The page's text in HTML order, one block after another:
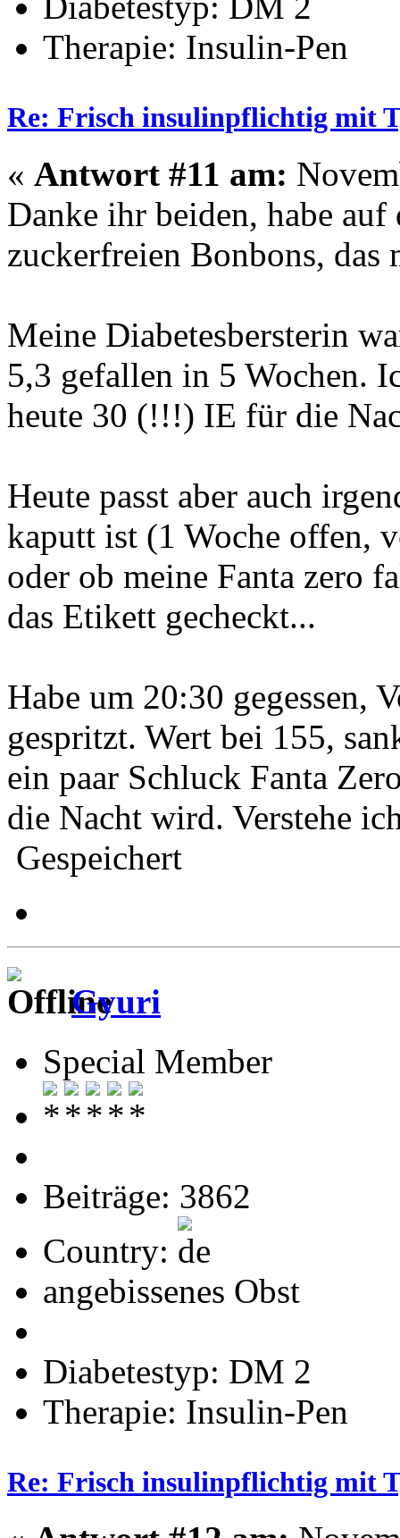
Therapie: Insulin-Pen
Re: Frisch insulinpflichtig mit
« Antwort #11 am:
Danke ihr beiden, habe
zuckerfreien Bonbons, das
Meine Diabetesbersterin
5,3 gefallen in 5 Wochen.
heute 30 (!!!) IE für die
Heute passt aber auch
kaputt ist (1 Woche offen,
oder ob meine Fanta zero
das Etikett gecheckt...
Habe um 20:30 gegessen,
gespritzt. Wert bei 155,
ein paar Schluck Fanta
die Nacht wird. Verstehe
Gespeichert
Gyuri
Special Member
Beiträge: 3862
Country:
angebissenes Obst
Diabetestyp: DM 2
Therapie: Insulin-Pen
Re: Frisch insulinpflichtig mit